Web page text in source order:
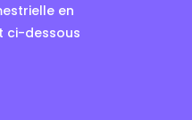
en
ci-dessous